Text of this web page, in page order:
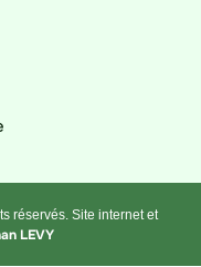
réservés. Site internet et
LEVY